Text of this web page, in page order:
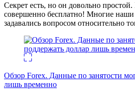
Секрет есть, но он довольно
совершенно бесплатно! Многие наши
задавались вопросом относительно
Обзор Forex. Данные по занятости
лишь временно